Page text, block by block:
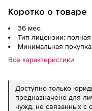
Коротко о товаре
36 мес.
Тип лицензии:
Минимальная
Все характеристики
Доступно только
предназначено для
нужд, не связанных с